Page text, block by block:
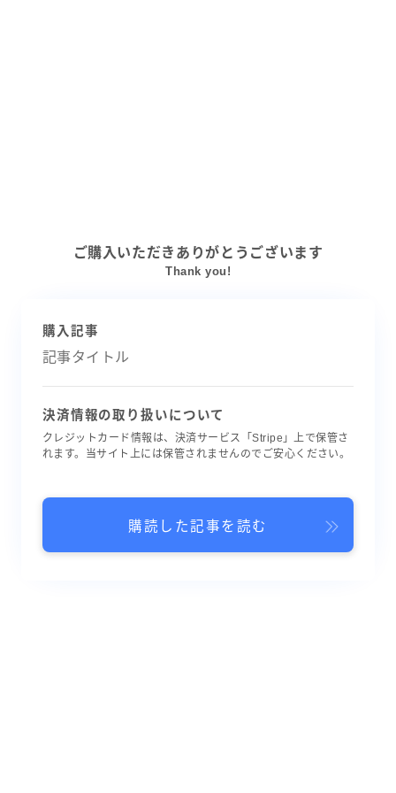
ご購入いただきありがとうございます
Thank you!
購入記事
記事タイトル
決済情報の取り扱いについて
クレジットカード情報は、決済サービス「Stripe」上で保管さ
れます。当サイト上には保管されませんのでご安心ください。
購読した記事を読む